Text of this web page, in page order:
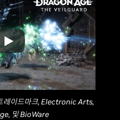
이드마크, Electronic Arts,
및 BioWare